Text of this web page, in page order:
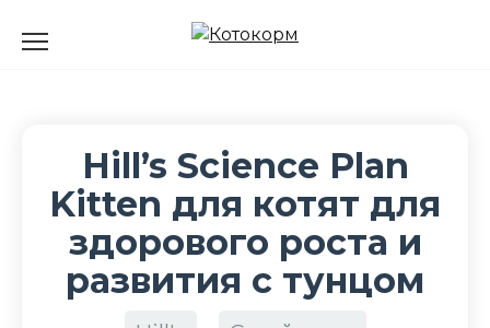
Hill’s Science Plan
Kitten для котят для
здорового роста и
развития с тунцом